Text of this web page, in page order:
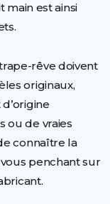
main est ainsi
rêve doivent
originaux,
ou de vraies
connaître la
penchant sur